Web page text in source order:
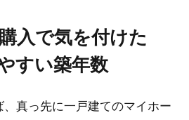
ートの家賃は、1ヶ月毎に集金されること
とんどですよね。それでは、アパートに月
入で気を付けた
すい築年数
真っ先に一戸建てのマイホー